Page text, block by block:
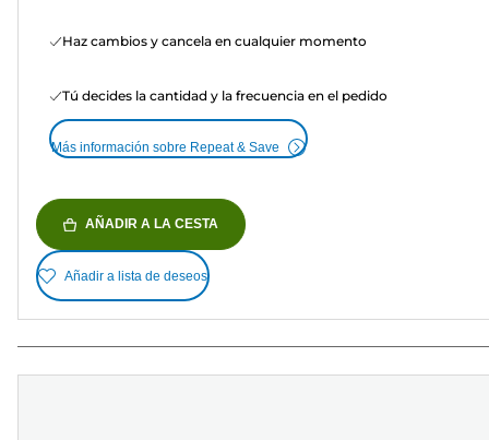
Haz cambios y cancela en cualquier momento
Tú decides la cantidad y la frecuencia en el pedido
Más información sobre Repeat & Save
AÑADIR A LA CESTA
Añadir a lista de deseos